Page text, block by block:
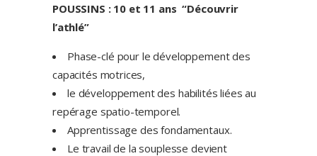
POUSSINS : 10 et 11 ans “Découvrir
l’athlé”
Phase-clé pour le développement des
capacités motrices,
le développement des habilités liées au
repérage spatio-temporel.
Apprentissage des fondamentaux.
Le travail de la souplesse devient